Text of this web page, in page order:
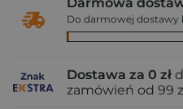
Do darmowej dostawy
Dostawa za 0 zł
zamówień od 99